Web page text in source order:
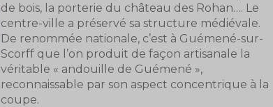
de bois, la porterie du château des Rohan…. Le
centre-ville a préservé sa structure médiévale.
De renommée nationale, c’est à Guémené-sur-
Scorff que l’on produit de façon artisanale la
véritable « andouille de Guémené »,
reconnaissable par son aspect concentrique à la
coupe.